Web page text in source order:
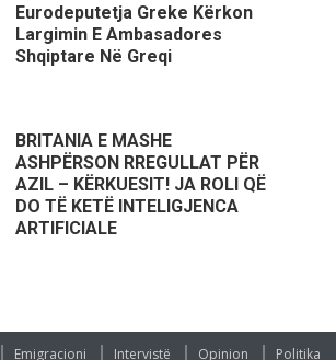
Eurodeputetja Greke Kërkon
Largimin E Ambasadores
Shqiptare Në Greqi
BRITANIA E MASHE
ASHPËRSON RREGULLAT PËR
AZIL – KËRKUESIT! JA ROLI QË
DO TË KETË INTELIGJENCA
ARTIFICIALE
Emigracioni Intervistë Opinion Politika